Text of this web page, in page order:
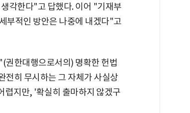
각한다"고 답했다. 이어 "기재부
부적인 방안은 나중에 내겠다"고
권한대행으로서의) 명확한 헌법
전히 무시하는 그 자체가 사실상
렵지만, '확실히 출마하지 않겠구